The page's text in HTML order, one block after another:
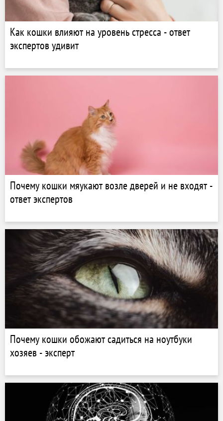
Как кошки влияют на уровень стресса - ответ
экспертов удивит
Почему кошки мяукают возле дверей и не входят -
ответ экспертов
Почему кошки обожают садиться на ноутбуки
хозяев - эксперт